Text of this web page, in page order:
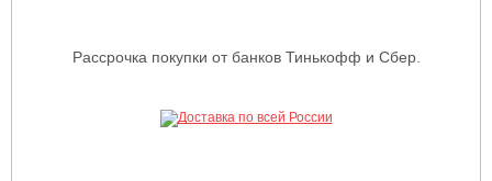
Рассрочка покупки от банков Тинькофф и Сбер.